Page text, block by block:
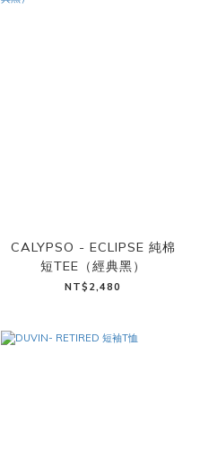
CALYPSO - ECLIPSE 純棉
短TEE（經典黑）
NT$2,480